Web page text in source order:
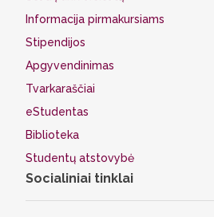
Informacija pirmakursiams
Stipendijos
Apgyvendinimas
Tvarkaraščiai
eStudentas
Biblioteka
Studentų atstovybė
Socialiniai tinklai